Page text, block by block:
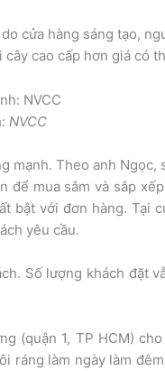
cửa hàng sáng tạo,
cao cấp hơn giá có
NVCC
mạnh. Theo anh Ngọc,
mua sắm và sắp
bật với đơn hàng. Tại
yêu cầu.
Số lượng khách đặt
(quận 1, TP HCM)
ráng làm ngày làm